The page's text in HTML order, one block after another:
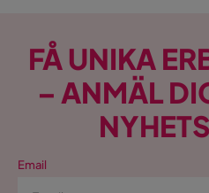
FÅ UNIKA
– ANMÄL
Email